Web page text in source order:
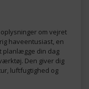
om vejret
haveentusiast, en
planlægge din dag
Den giver dig
luftfugtighed og